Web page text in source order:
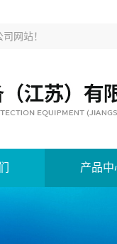
司网站！
产品中